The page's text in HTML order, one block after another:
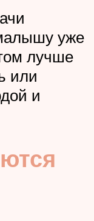
уже
лучше
или
и